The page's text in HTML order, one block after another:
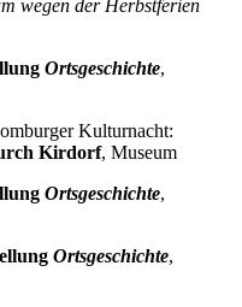
wegen der Herbstferien
Ortsgeschichte,
Kulturnacht:
Kirdorf, Museum
Ortsgeschichte,
Ortsgeschichte,